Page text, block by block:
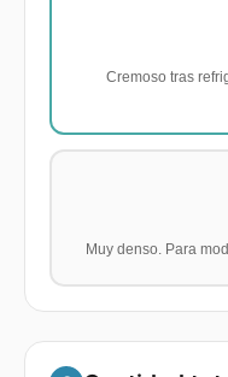
Cremoso tras
Muy denso. Para